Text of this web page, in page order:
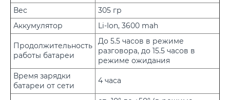
Вес
305 гр
Аккумулятор
Li-Ion, 3600 mah
Продолжительность
работы батареи
До 5.5 часов в режиме
разговора, до 15.5 часов в
режиме ожидания
Время зарядки
батареи от сети
4 часа